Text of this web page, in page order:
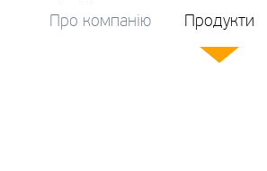
Про компанію
Продукти